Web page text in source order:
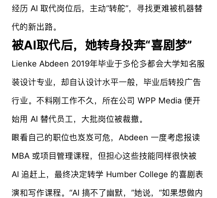
经历 AI 取代岗位后，主动“转舵”，寻找更难被机器替
代的新出路。
被AI取代后，她转身投奔“喜剧梦”
Lienke Abdeen 2019年毕业于多伦多都会大学知名服
装设计专业，却自认设计水平一般，毕业后转投广告
行业。不料刚工作不久，所在公司 WPP Media 便开
始用 AI 替代员工，大批岗位被裁撤。
眼看自己的职位也岌岌可危，Abdeen 一度考虑报读
MBA 或项目管理课程，但担心这些技能同样很快被
AI 追赶上，最终决定转学 Humber College 的喜剧表
演和写作课程。“AI 搞不了幽默，”她说，“如果想做内